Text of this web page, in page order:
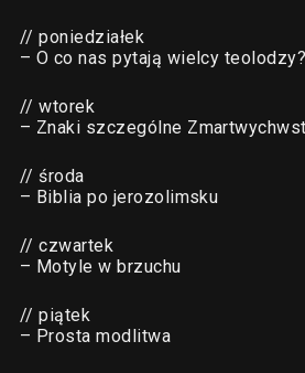
// poniedziałek
– O co nas pytają wielcy teolodzy?
// wtorek
– Znaki szczególne
// środa
– Biblia po jerozolimsku
// czwartek
– Motyle w brzuchu
// piątek
– Prosta modlitwa